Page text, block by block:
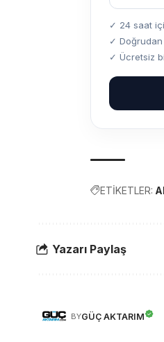
✓ 24 saat
✓
✓ Ücretsiz
ETİKETLER:
Yazarı Paylaş
BYGÜÇ AKTARIM